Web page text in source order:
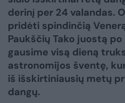
derinį per 24 valandas.
pridėti spindinčią
Paukščių Tako juostą
gausime visą dieną
astronomijos šventę,
iš išskirtiniausių metų
dangų.